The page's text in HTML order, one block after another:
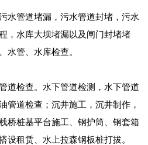
水管道堵漏，污水管道封堵，污水
，水库大坝堵漏以及闸门封堵堵
水管、水库检查。
道检查。水下管道检测，水下管道
管道检查；沉井施工，沉井制作，
桥桩基平台施工、钢护筒、钢套箱
设租赁、水上拉森钢板桩打拔。